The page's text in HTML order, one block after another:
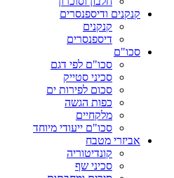
קנקנים ודיספנסרים
קנקנים
דיספנסרים
סכו"ם
סכו"ם לפי דגם
סכיני סטייק
סכום לפירות ים
כפות הגשה
מלקחיים
סכו"ם ייעודי מיוחד
אביזרי מטבח
קונדיטוריה
סכיני שף